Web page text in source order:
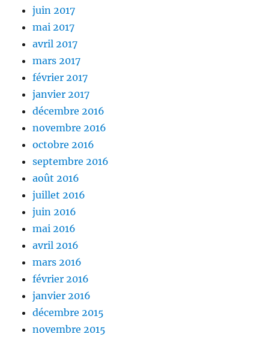
juin 2017
mai 2017
avril 2017
mars 2017
février 2017
janvier 2017
décembre 2016
novembre 2016
octobre 2016
septembre 2016
août 2016
juillet 2016
juin 2016
mai 2016
avril 2016
mars 2016
février 2016
janvier 2016
décembre 2015
novembre 2015